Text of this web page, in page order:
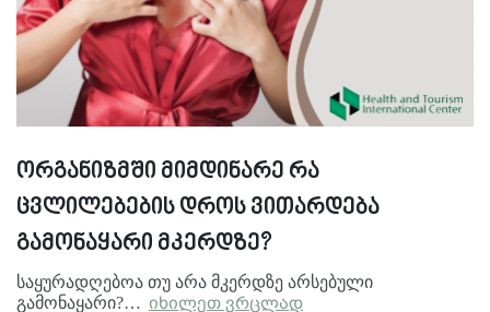
ორგანიზმში მიმდინარე რა
ცვლილებების დროს ვითარდება
გამონაყარი მკერდზე?
საყურადღებოა თუ არა მკერდზე არსებული
გამონაყარი?… იხილეთ ვრცლად